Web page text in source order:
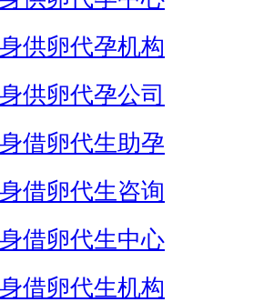
供卵代孕机构
供卵代孕公司
借卵代生助孕
借卵代生咨询
借卵代生中心
借卵代生机构